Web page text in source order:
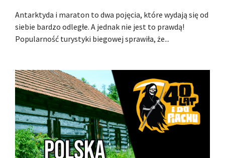
Antarktyda i maraton to dwa pojęcia, które wydają się od
siebie bardzo odległe. A jednak nie jest to prawdą!
Popularność turystyki biegowej sprawiła, że...